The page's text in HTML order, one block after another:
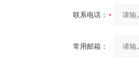
联系电话：
常用邮箱：